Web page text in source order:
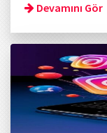
Devamını Gör